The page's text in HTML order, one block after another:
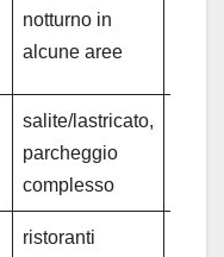
notturno in
alcune aree
salite/lastricato,
parcheggio
complesso
ristoranti